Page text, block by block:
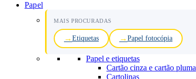
Papel
MAIS PROCURADAS
Etiquetas Papel fotocópia
Papel e etiquetas
Cartão cinza e cartão pluma
Cartolinas